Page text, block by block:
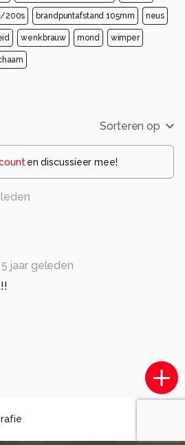
200s brandpuntafstand 105mm neus
wenkbrauw mond wimper
Sorteren op
en discussieer mee!
5 jaar geleden